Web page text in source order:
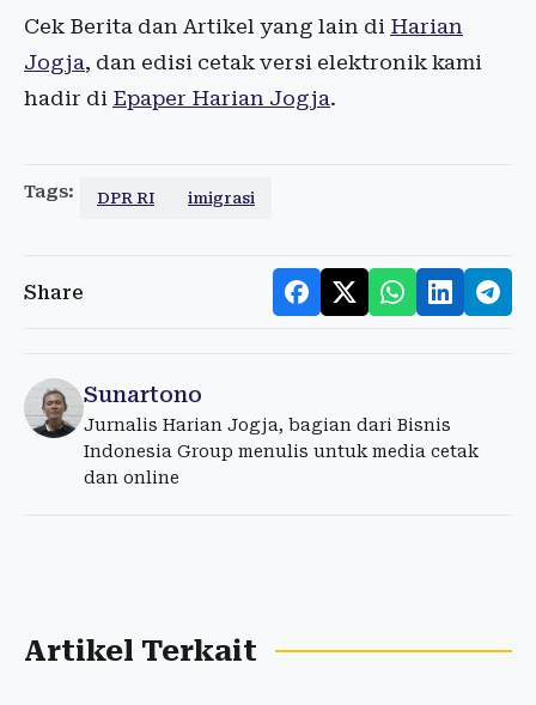
Cek Berita dan Artikel yang lain di Harian
Jogja, dan edisi cetak versi elektronik kami
hadir di Epaper Harian Jogja.
Tags: DPR RI imigrasi
Share
Sunartono
Jurnalis Harian Jogja, bagian dari Bisnis
Indonesia Group menulis untuk media cetak
dan online
Artikel Terkait